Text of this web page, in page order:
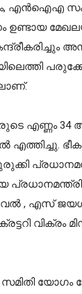
എന്‍ഐഎ
എണ്ണം 34
എത്തിച്ചു.
പ്രധാനമന്ത്രി
, എസ്
വിക്രം
യോഗം